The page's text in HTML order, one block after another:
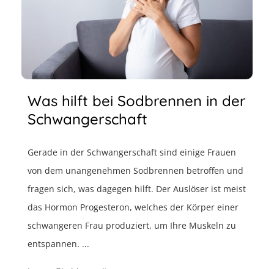
Was hilft bei Sodbrennen in der
Schwangerschaft
Gerade in der Schwangerschaft sind einige Frauen
von dem unangenehmen Sodbrennen betroffen und
fragen sich, was dagegen hilft. Der Auslöser ist meist
das Hormon Progesteron, welches der Körper einer
schwangeren Frau produziert, um Ihre Muskeln zu
entspannen. ...